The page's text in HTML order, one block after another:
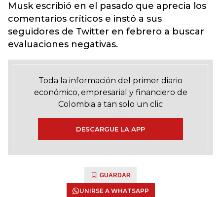
Musk escribió en el pasado que aprecia los
comentarios críticos e instó a sus
seguidores de Twitter en febrero a buscar
evaluaciones negativas.
Toda la información del primer diario
económico, empresarial y financiero de
Colombia a tan solo un clic
DESCARGUE LA APP
GUARDAR
UNIRSE A WHATSAPP